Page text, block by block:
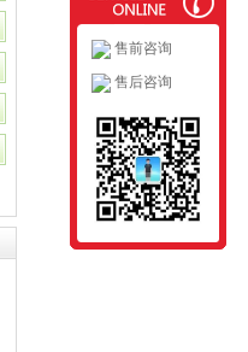
售前咨询
售后咨询